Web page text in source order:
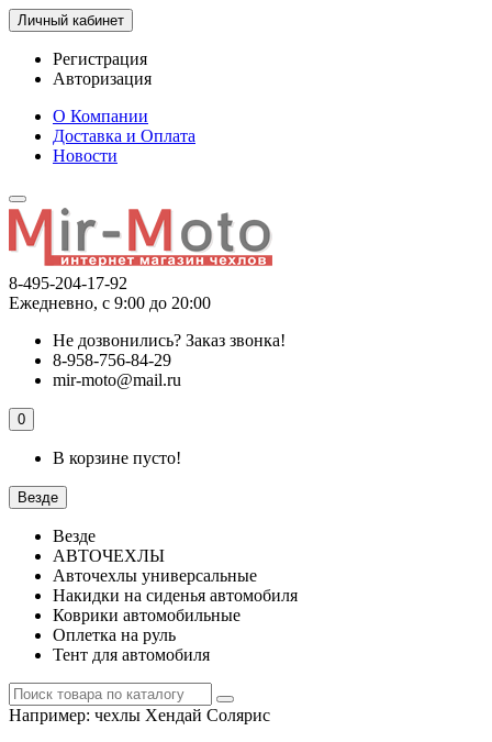
Личный кабинет
Регистрация
Авторизация
О Компании
Доставка и Оплата
Новости
8-495-204-17-92
Ежедневно, с 9:00 до 20:00
Не дозвонились? Заказ звонка!
8-958-756-84-29
mir-moto@mail.ru
0
В корзине пусто!
Везде
Везде
АВТОЧЕХЛЫ
Авточехлы универсальные
Накидки на сиденья автомобиля
Коврики автомобильные
Оплетка на руль
Тент для автомобиля
Например: чехлы Хендай Солярис